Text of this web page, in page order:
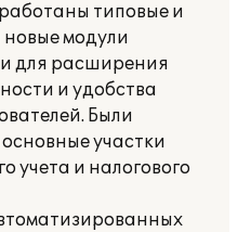
типовые и
модули
для расширения
и удобства
Были
участки
учета и налогового